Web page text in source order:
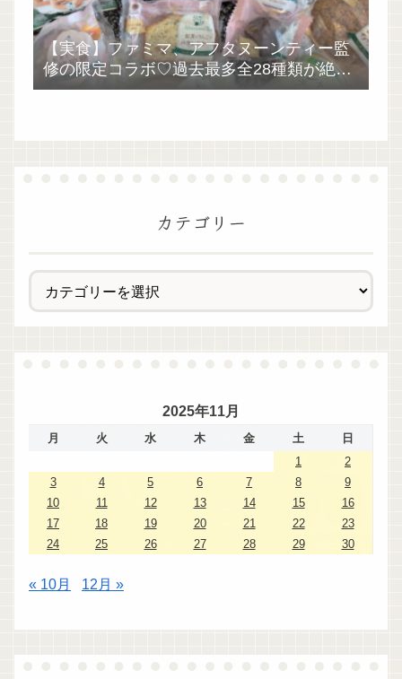
【実食】ファミマ、アフタヌーンティー監
修の限定コラボ♡過去最多全28種類が絶品
過ぎた！
カテゴリー
2025年11月
月 火 水 木 金 土
日
1
2
3
4 5 6 7 8
9
10
11 12 13 14 15
16
17
18 19 20 21 22
23
24
25 26 27 28 29 30
« 10月 12月 »